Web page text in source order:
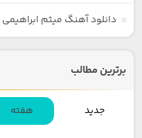
دانلود آهنگ میثم
برترین مطالب
جدید هفته